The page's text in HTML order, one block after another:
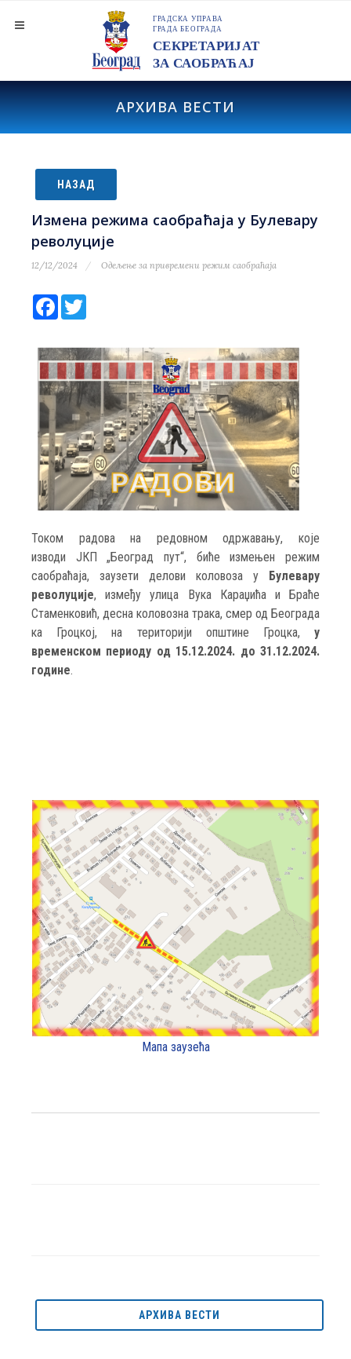
АРХИВА ВЕСТИ
НАЗАД
Измена режима саобраћаја у Булевару
револуције
12/12/2024 Одељење за привремени режим саобраћаја
Facebook
Током радова на редовном одржавању, које
изводи ЈКП „Београд пут“, биће измењен режим
саобраћаја, заузети делови коловоза у Булевару
револуције, између улица Вука Караџића и Браће
Стаменковић, десна коловозна трака, смер од Београда
ка Гроцкој, на територији општине Гроцка, у
временском периоду од 15.12.2024. до 31.12.2024.
године.
Мапа заузећа
АРХИВА ВЕСТИ